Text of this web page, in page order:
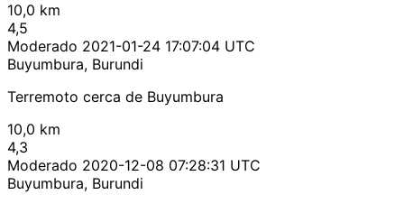
10,0 km
4,5
Moderado 2021-01-24 17:07:04 UTC
Buyumbura, Burundi
Terremoto cerca de Buyumbura
10,0 km
4,3
Moderado 2020-12-08 07:28:31 UTC
Buyumbura, Burundi